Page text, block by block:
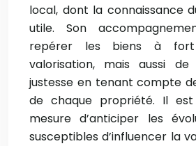
local, dont la connaissance
utile. Son
repérer les biens à
valorisation, mais aussi
justesse en tenant compte
de chaque propriété. Il
mesure d’anticiper les
susceptibles d’influencer la